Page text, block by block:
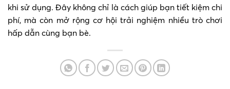
khi sử dụng. Đây không chỉ là cách giúp bạn tiết kiệm chi
phí, mà còn mở rộng cơ hội trải nghiệm nhiều trò chơi
hấp dẫn cùng bạn bè.